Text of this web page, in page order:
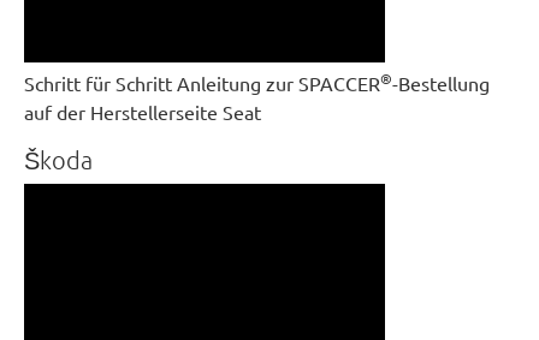
Schritt für Schritt Anleitung zur SPACCER®-Bestellung
auf der Herstellerseite Seat
Škoda